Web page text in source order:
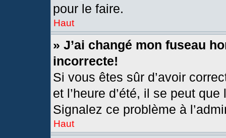
pour le faire.
Haut
» J’ai changé mon fuseau
incorrecte!
Si vous êtes sûr d’avoir
et l’heure d’été, il se peut
Signalez ce problème à
Haut